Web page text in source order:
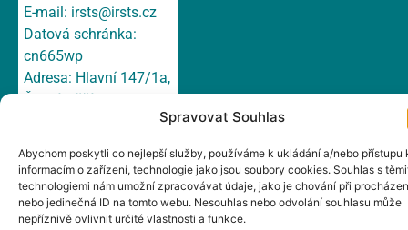
Spravovat Souhlas
Abychom poskytli co nejlepší služby, používáme k ukládání a/nebo přístupu
informacím o zařízení, technologie jako jsou soubory cookies. Souhlas s
technologiemi nám umožní zpracovávat údaje, jako je chování při
nebo jedinečná ID na tomto webu. Nesouhlas nebo odvolání souhlasu může
nepříznivě ovlivnit určité vlastnosti a funkce.
E-mail: irsts@irsts.cz
Datová schránka:
cn665wp
Adresa: Hlavní 147/1a,
Český Těšín, 737 01